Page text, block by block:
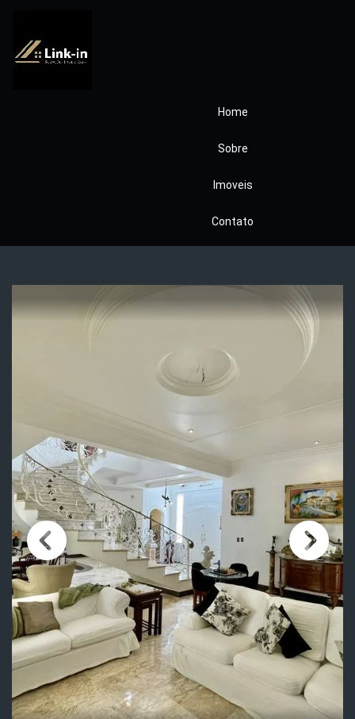
Home
Sobre
Imoveis
Contato
Cond São Paulo II
CODIG92